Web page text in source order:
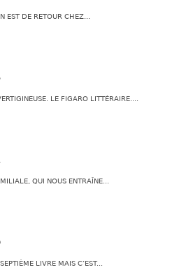
EST DE RETOUR CHEZ...
LE FIGARO LITTÉRAIRE....
QUI NOUS ENTRAÎNE...
LIVRE MAIS C’EST...